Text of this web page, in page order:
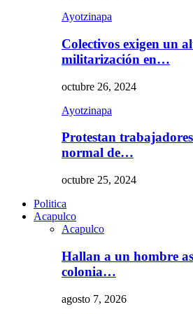
Ayotzinapa
Colectivos exigen un
militarización en…
octubre 26, 2024
Ayotzinapa
Protestan
normal de…
octubre 25, 2024
Politica
Acapulco
Acapulco
Hallan a un hombre
colonia…
agosto 7, 2026